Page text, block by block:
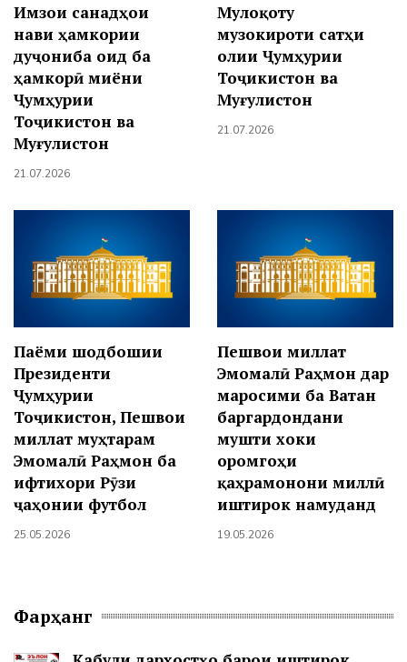
Имзои санадҳои
нави ҳамкории
дуҷониба оид ба
ҳамкорӣ миёни
Ҷумҳурии
Тоҷикистон ва
Муғулистон
21.07.2026
Мулоқоту
музокироти сатҳи
олии Ҷумҳурии
Тоҷикистон ва
Муғулистон
21.07.2026
Паёми шодбошии
Президенти
Ҷумҳурии
Тоҷикистон, Пешвои
миллат муҳтарам
Эмомалӣ Раҳмон ба
ифтихори Рӯзи
ҷаҳонии футбол
25.05.2026
Пешвои миллат
Эмомалӣ Раҳмон дар
маросими ба Ватан
баргардондани
мушти хоки
оромгоҳи
қаҳрамонони миллӣ
иштирок намуданд
19.05.2026
Фарҳанг